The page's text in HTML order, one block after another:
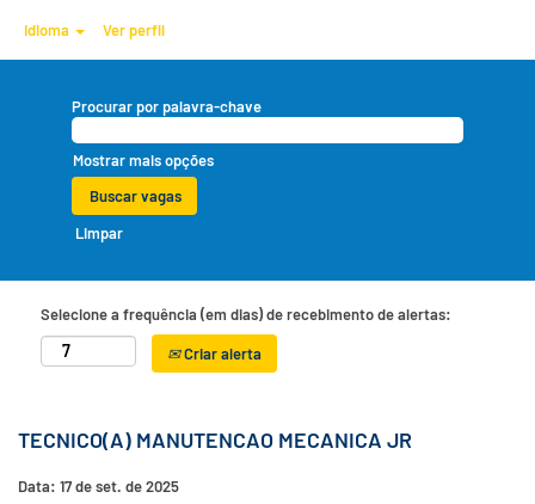
Idioma Ver perfil
Procurar por palavra-chave
Mostrar mais opções
Limpar
Selecione a frequência (em dias) de recebimento de alertas:
Criar alerta
TECNICO(A) MANUTENCAO MECANICA JR
Data: 17 de set. de 2025